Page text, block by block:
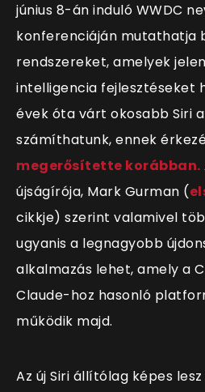
június 8-án induló WWDC
konferenciáján mutathatja
rendszereket, amelyek
intelligencia fejlesztéseket
évek óta várt okosabb Siri
számíthatunk, ennek
megerősítette korábban.
újságírója, Mark Gurman (
cikkje) szerint valamivel
ugyanis a legnagyobb
alkalmazás lehet, amely a
Claude-hoz hasonló
működik majd.
Az új Siri állítólag képes